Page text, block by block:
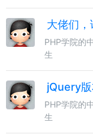
PHP学院的
生
PHP学院的
生